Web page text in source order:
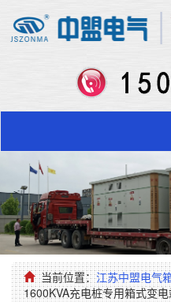
当前位置：江苏中盟电气
1600KVA充电桩专用箱式变